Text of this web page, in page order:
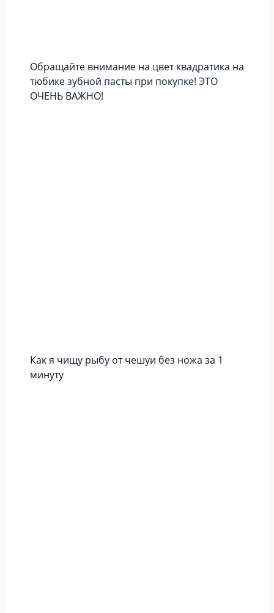
Обращайте внимание на цвет квадратика на
тюбике зубной пасты при покупке! ЭТО
ОЧЕНЬ ВАЖНО!
Как я чищу рыбу от чешуи без ножа за 1
минуту